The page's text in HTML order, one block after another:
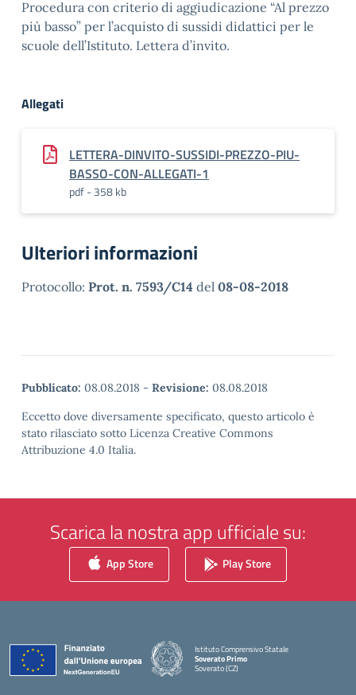
Procedura con criterio di aggiudicazione “Al prezzo
più basso” per l’acquisto di sussidi didattici per le
scuole dell’Istituto. Lettera d’invito.
Allegati
LETTERA-DINVITO-SUSSIDI-PREZZO-PIU-
BASSO-CON-ALLEGATI-1
pdf - 358 kb
Ulteriori informazioni
Protocollo: Prot. n. 7593/C14 del 08-08-2018
Pubblicato: 08.08.2018 - Revisione: 08.08.2018
Eccetto dove diversamente specificato, questo articolo è
stato rilasciato sotto Licenza Creative Commons
Attribuzione 4.0 Italia.
Scarica la nostra app ufficiale su:
App Store Play Store
Istituto Comprensivo Statale
Soverato Primo
Soverato (CZ)